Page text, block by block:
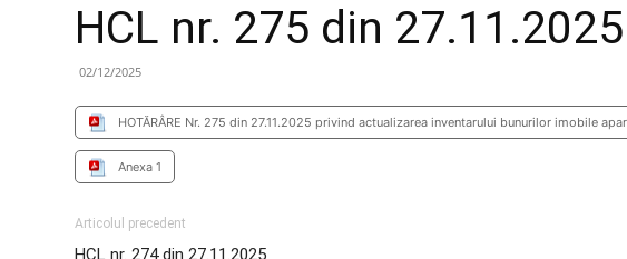
HCL nr. 275 din 27.11.2025
02/12/2025
HOTĂRÂRE Nr. 275 din 27.11.2025 privind actualizarea inventarului bunurilor imobile
Anexa 1
Articolul precedent
HCL nr. 274 din 27.11.2025